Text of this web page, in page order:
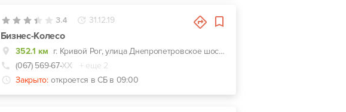
3.4 31.12.19
Бизнес-Колесо
352.1 км
г. Кривой Рог, улица Днепропетровское шоссе, 17б
(067) 569-67-ХХ
+ еще 2
Закрыто: откроется в СБ в 09:00